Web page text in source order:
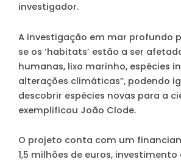
investigador.
A investigação em mar profundo
se os ‘habitats’ estão a ser
humanas, lixo marinho, espécies
alterações climáticas”, podendo
descobrir espécies novas para a
exemplificou João Clode.
O projeto conta com um
1,5 milhões de euros, investimento